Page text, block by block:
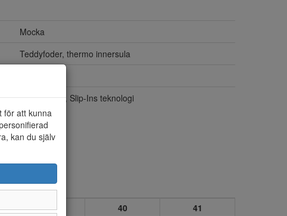
Mocka
Teddyfoder, thermo innersula
BRED LÄST, Slip-Ins teknologi
39 40
41
för att kunna
kan du själv